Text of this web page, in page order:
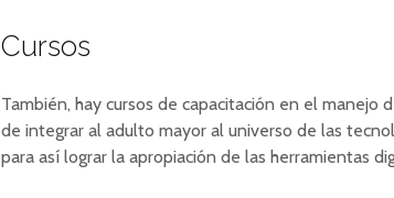
Cursos
También, hay cursos de capacitación en el manejo
de integrar al adulto mayor al universo de las
para así lograr la apropiación de las herramientas